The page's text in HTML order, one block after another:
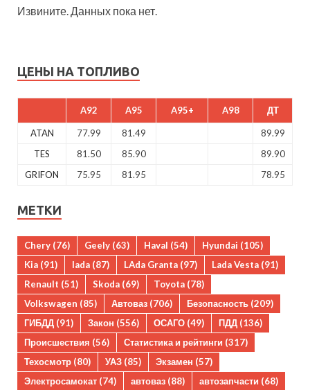
Извините. Данных пока нет.
ЦЕНЫ НА ТОПЛИВО
A92 A95 A95+ A98 ДТ
ATAN 77.99 81.49
89.99
TES
81.50 85.90
89.90
GRIFON
75.95 81.95 78.95
МЕТКИ
Chery (76) Geely (63) Haval (54) Hyundai (105)
Kia (91) lada (87) LAda Granta (97) Lada Vesta (91)
Renault (51) Skoda (69) Toyota (78)
Volkswagen (85) Автоваз (706) Безопасность (209)
ГИБДД (91) Закон (556) ОСАГО (49) ПДД (136)
Происшествия (56) Статистика и рейтинги (317)
Техосмотр (80) УАЗ (85) Экзамен (57)
Электросамокат (74) автоваз (88) автозапчасти (68)